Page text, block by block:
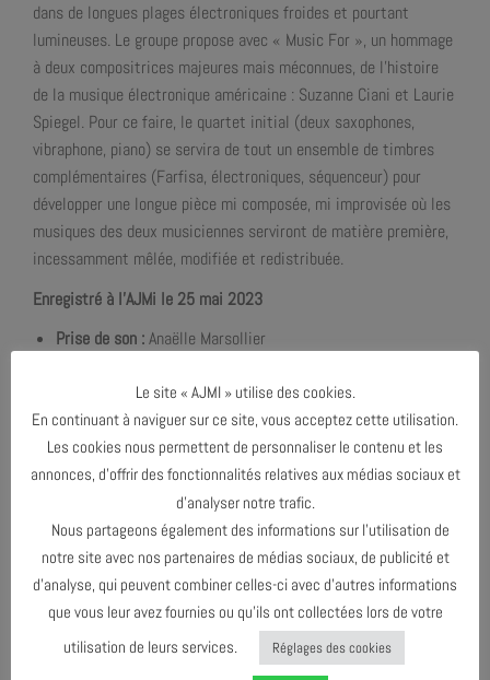
dans de longues plages électroniques froides et pourtant
lumineuses. Le groupe propose avec « Music For », un hommage
à deux compositrices majeures mais méconnues, de l’histoire
de la musique électronique américaine : Suzanne Ciani et Laurie
Spiegel. Pour ce faire, le quartet initial (deux saxophones,
vibraphone, piano) se servira de tout un ensemble de timbres
complémentaires (Farfisa, électroniques, séquenceur) pour
développer une longue pièce mi composée, mi improvisée où les
musiques des deux musiciennes serviront de matière première,
incessamment mêlée, modifiée et redistribuée.
Enregistré à l’AJMi le 25 mai 2023
Prise de son :Anaëlle Marsollier
Création graphique: Didier Mazellier
Le site « AJMI » utilise des cookies.
En continuant à naviguer sur ce site, vous acceptez cette utilisation.
Les cookies nous permettent de personnaliser le contenu et les
annonces, d’offrir des fonctionnalités relatives aux médias sociaux et
d’analyser notre trafic.
Nous partageons également des informations sur l’utilisation de
notre site avec nos partenaires de médias sociaux, de publicité et
d’analyse, qui peuvent combiner celles-ci avec d’autres informations
que vous leur avez fournies ou qu’ils ont collectées lors de votre
utilisation de leurs services.
Réglages des cookies